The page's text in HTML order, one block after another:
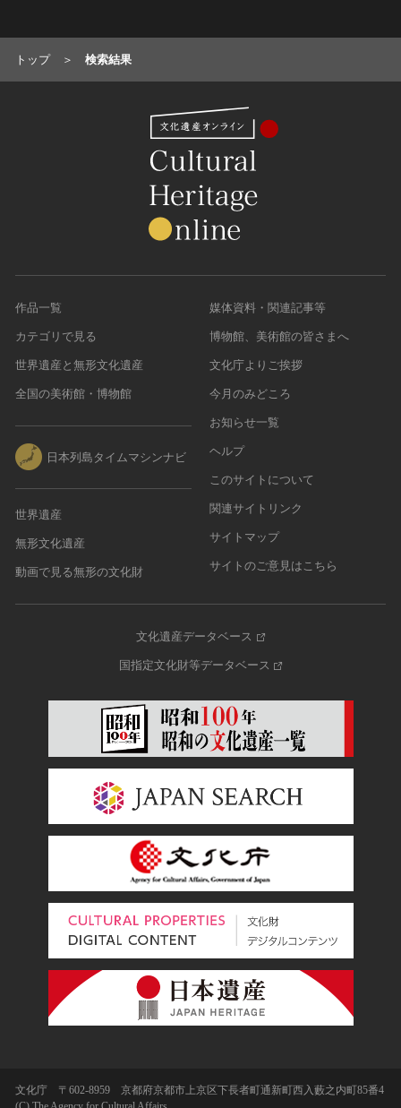
その他
宿場町
港町
建造物
美術工芸品
伝統芸能
トップ 検索結果
作品一覧
カテゴリで見る
世界遺産と無形文化遺産
全国の美術館・博物館
日本列島タイムマシンナビ
世界遺産
無形文化遺産
動画で見る無形の文化財
媒体資料・関連記事等
博物館、美術館の皆さまへ
文化庁よりご挨拶
今月のみどころ
お知らせ一覧
ヘルプ
このサイトについて
関連サイトリンク
サイトマップ
サイトのご意見はこちら
文化遺産データベース
国指定文化財等データベース
文化庁 〒602-8959 京都府京都市上京区下長者町通新町西入藪之内町85番4